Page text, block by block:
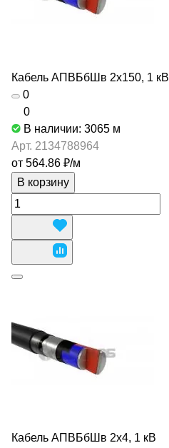
Кабель АПВБбШв 2х150, 1 кВ
0
0
В наличии: 3065 м
Арт. 2134788964
от 564.86 ₽/м
В корзину
Кабель АПВБбШв 2х4, 1 кВ